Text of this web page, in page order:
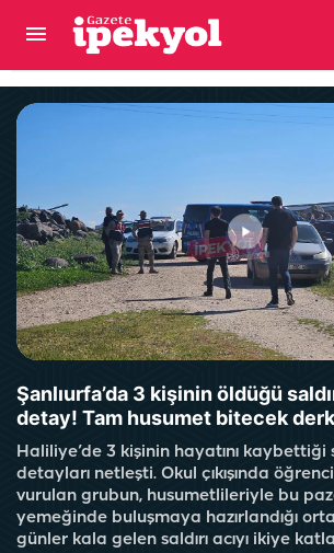
Şanlıurfa’da 3 kişinin öldüğü
detay! Tam husumet bitecek
Haliliye’de 3 kişinin hayatını kaybettiği
detayları netleşti. Okul çıkışında
vurulan grubun, husumetlileriyle bu
yemeğinde buluşmaya hazırlandığı
günler kala gelen saldırı acıyı ikiye
Altın vurgununda şüpheliler ile
Valilik'ten açıklama geldi...